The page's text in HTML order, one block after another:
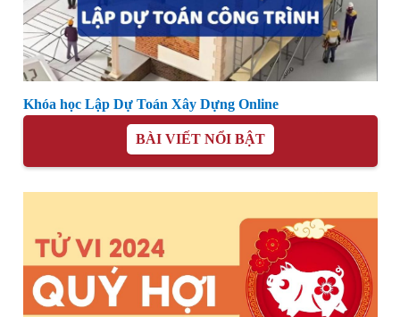
Khóa học Lập Dự Toán Xây Dựng Online
BÀI VIẾT NỔI BẬT